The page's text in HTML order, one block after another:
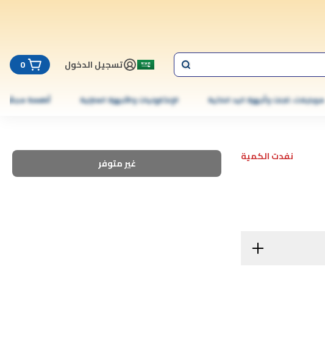
تسجيل الدخول 0
موبايلات، تابلت وأجهزة اليد الذكية الإلكترونيات والأجهزة المنزلية أطعمة مجمّدة
نفدت الكمية غير متوفر